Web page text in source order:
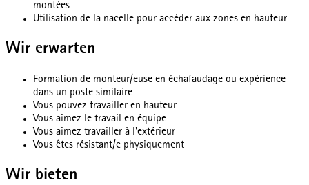
montées
Utilisation de la nacelle pour accéder aux zones en hauteur
Wir erwarten
Formation de monteur/euse en échafaudage ou expérience
dans un poste similaire
Vous pouvez travailler en hauteur
Vous aimez le travail en équipe
Vous aimez travailler à l'extérieur
Vous êtes résistant/e physiquement
Wir bieten